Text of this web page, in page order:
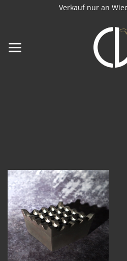
Verkauf nur an